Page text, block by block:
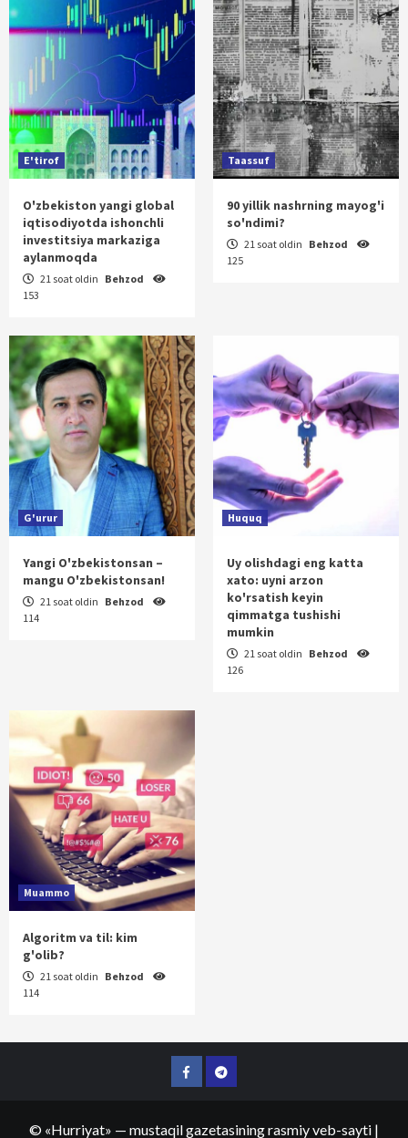
E'tirof
O'zbekiston yangi global
iqtisodiyotda ishonchli
investitsiya markaziga
aylanmoqda
21 soat oldin Behzod
153
Taassuf
90 yillik nashrning mayog'i
so'ndimi?
21 soat oldin Behzod
125
G'urur
Yangi O'zbekistonsan –
mangu O'zbekistonsan!
21 soat oldin Behzod
114
Huquq
Uy olishdagi eng katta
xato: uyni arzon
ko'rsatish keyin
qimmatga tushishi
mumkin
21 soat oldin Behzod
126
Muammo
Algoritm va til: kim
g'olib?
21 soat oldin Behzod
114
FacebookTelegram
© «Hurriyat» — mustaqil gazetasining rasmiy veb-sayti |